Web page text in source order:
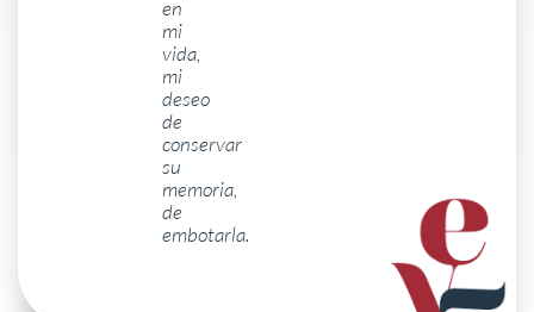
en
mi
vida,
mi
deseo
de
conservar
su
memoria,
de
embotarla.